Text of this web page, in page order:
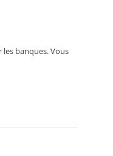
les banques. Vous